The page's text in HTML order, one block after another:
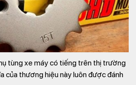
tùng xe máy có tiếng trên thị trường
của thương hiệu này luôn được đánh